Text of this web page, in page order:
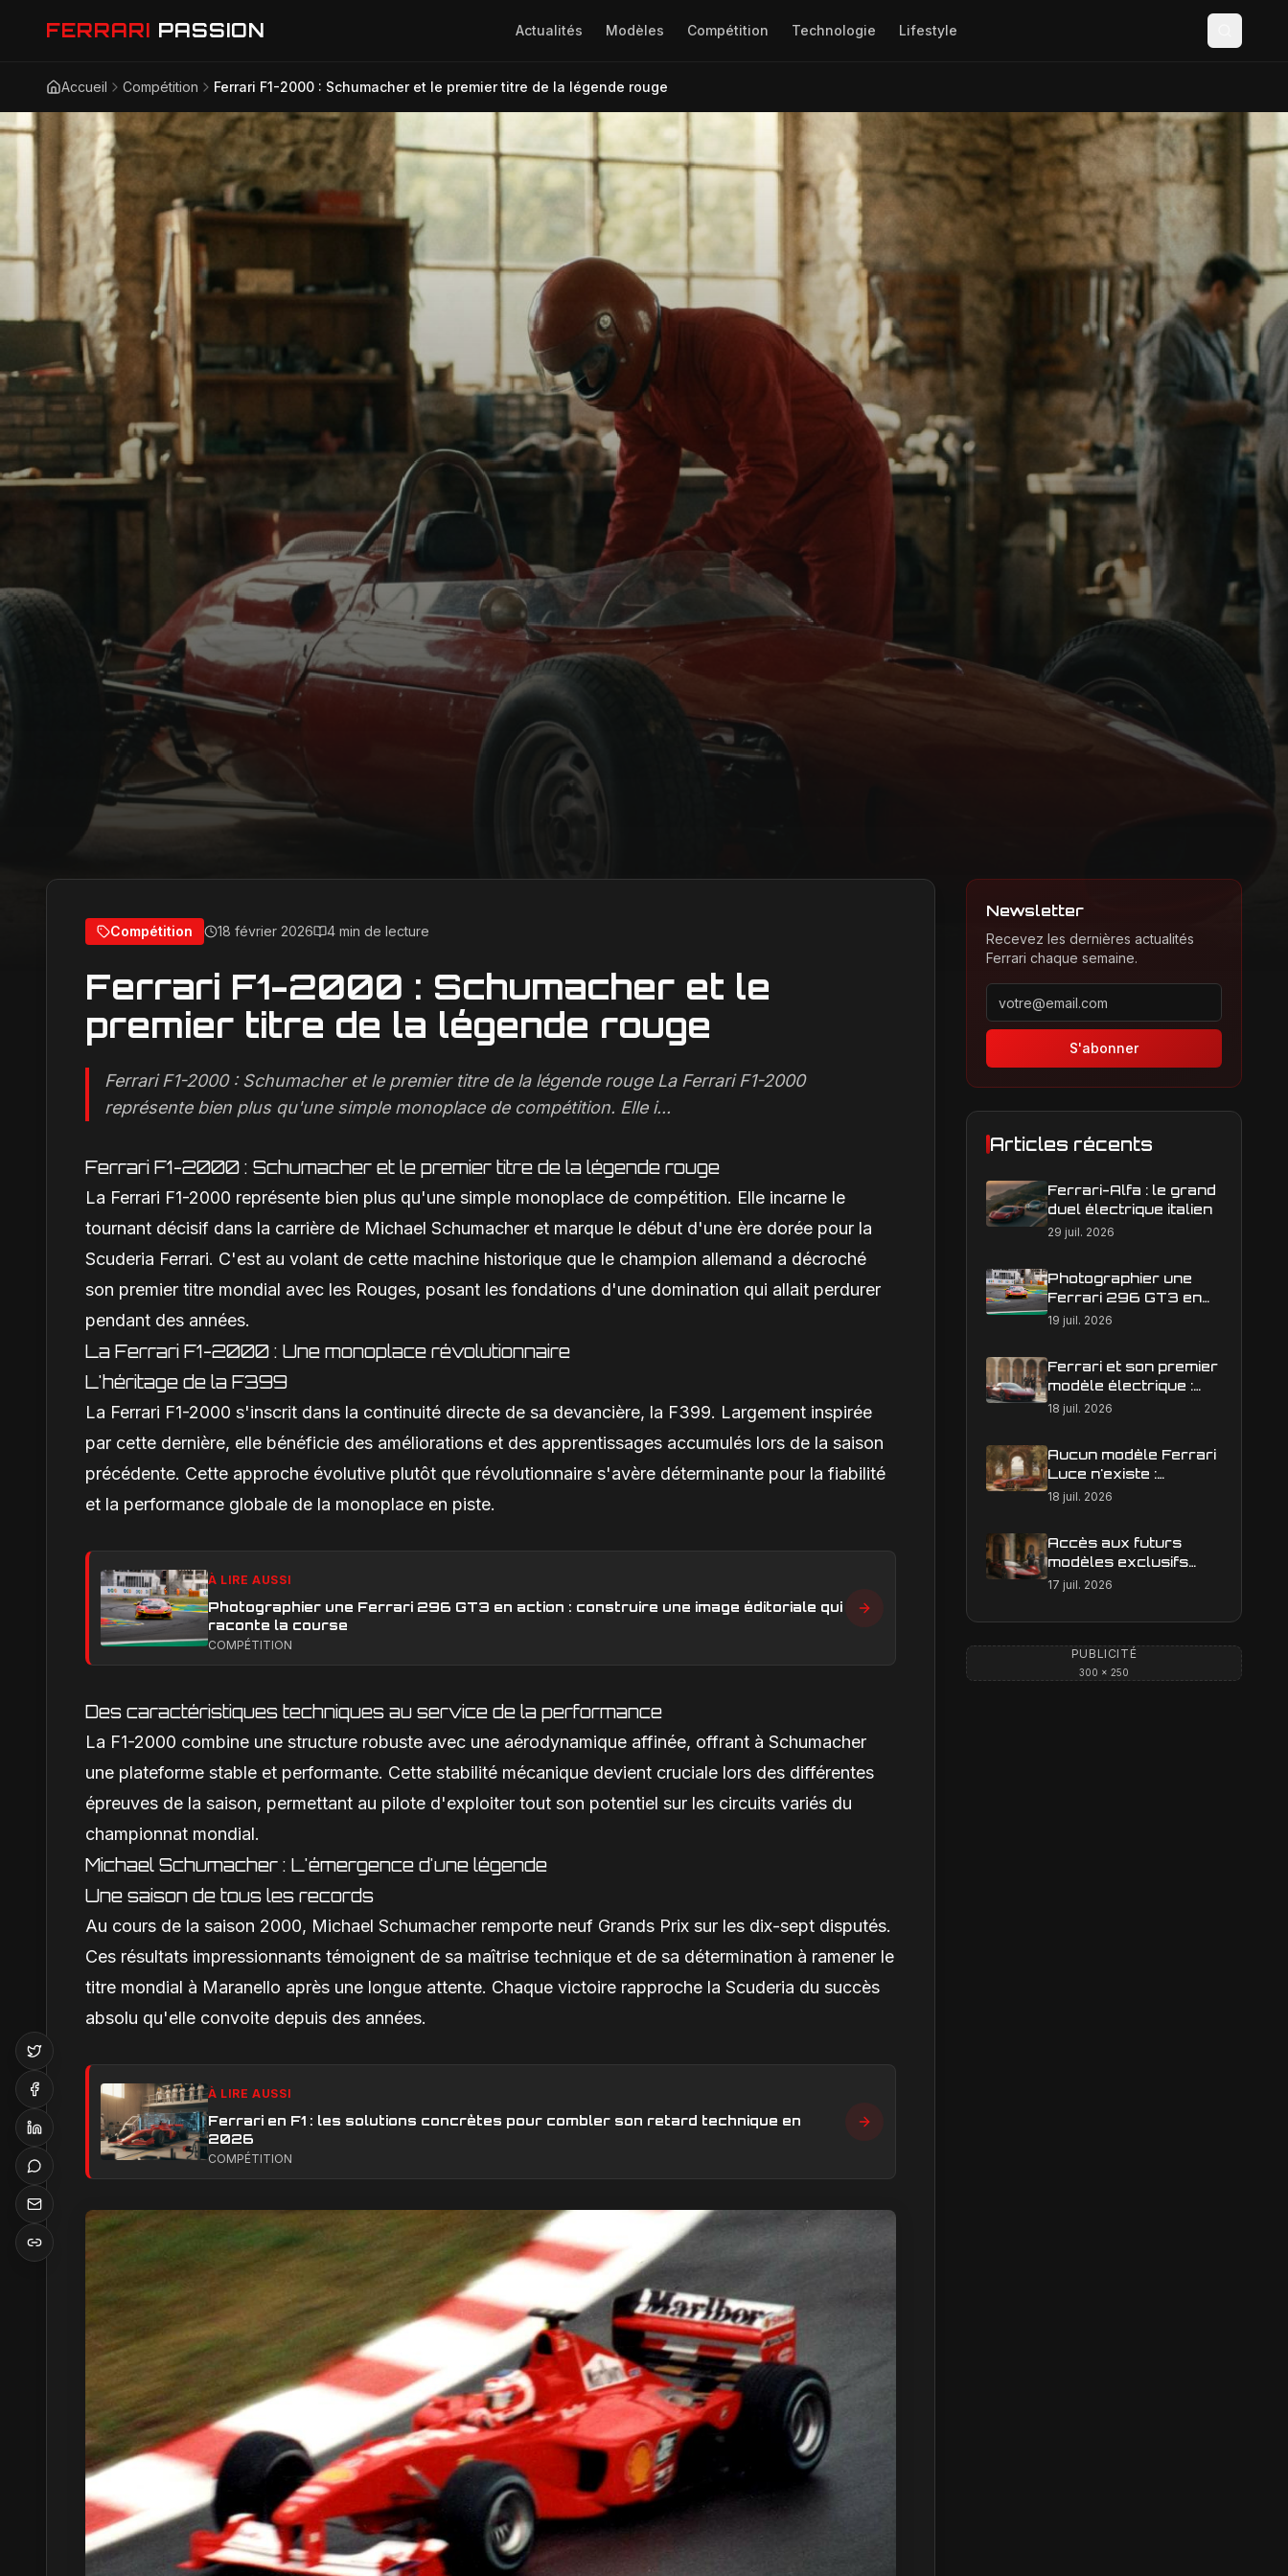
FERRARI PASSION Actualités Modèles Compétition Technologie Lifestyle
Accueil Compétition Ferrari F1-2000 : Schumacher et le premier titre de la légende rouge
Compétition 18 février 2026 4 min de lecture
Ferrari F1-2000 : Schumacher et le
premier titre de la légende rouge
Ferrari F1-2000 : Schumacher et le premier titre de la légende rouge La Ferrari F1-2000
représente bien plus qu'une simple monoplace de compétition. Elle i...
Ferrari F1-2000 : Schumacher et le premier titre de la légende rouge
La Ferrari F1-2000 représente bien plus qu'une simple monoplace de compétition. Elle incarne le
tournant décisif dans la carrière de Michael Schumacher et marque le début d'une ère dorée pour la
Scuderia Ferrari. C'est au volant de cette machine historique que le champion allemand a décroché
son premier titre mondial avec les Rouges, posant les fondations d'une domination qui allait perdurer
pendant des années.
La Ferrari F1-2000 : Une monoplace révolutionnaire
L'héritage de la F399
La Ferrari F1-2000 s'inscrit dans la continuité directe de sa devancière, la F399. Largement inspirée
par cette dernière, elle bénéficie des améliorations et des apprentissages accumulés lors de la saison
précédente. Cette approche évolutive plutôt que révolutionnaire s'avère déterminante pour la fiabilité
et la performance globale de la monoplace en piste.
À LIRE AUSSI
Photographier une Ferrari 296 GT3 en action : construire une image éditoriale qui
raconte la course
COMPÉTITION
Des caractéristiques techniques au service de la performance
La F1-2000 combine une structure robuste avec une aérodynamique affinée, offrant à Schumacher
une plateforme stable et performante. Cette stabilité mécanique devient cruciale lors des différentes
épreuves de la saison, permettant au pilote d'exploiter tout son potentiel sur les circuits variés du
championnat mondial.
Michael Schumacher : L'émergence d'une légende
Une saison de tous les records
Au cours de la saison 2000, Michael Schumacher remporte neuf Grands Prix sur les dix-sept disputés.
Ces résultats impressionnants témoignent de sa maîtrise technique et de sa détermination à ramener le
titre mondial à Maranello après une longue attente. Chaque victoire rapproche la Scuderia du succès
absolu qu'elle convoite depuis des années.
À LIRE AUSSI
Ferrari en F1 : les solutions concrètes pour combler son retard technique en
2026
COMPÉTITION
Newsletter
Recevez les dernières actualités
Ferrari chaque semaine.
Adresse email pour la newsletter
S'abonner
Articles récents
Ferrari-Alfa : le grand
duel électrique italien
29 juil. 2026
Photographier une
Ferrari 296 GT3 en
action : construire une
19 juil. 2026
Ferrari et son premier
modèle électrique :
calendrier de
18 juil. 2026
Aucun modèle Ferrari
Luce n'existe :
clarification sur les
18 juil. 2026
Accès aux futurs
modèles exclusifs
Ferrari : l'achat
est-il une réalité ?
17 juil. 2026
PUBLICITÉ
300 × 250